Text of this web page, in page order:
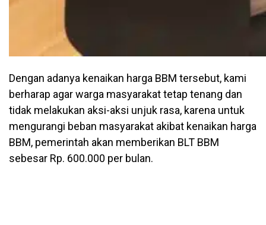
Dengan adanya kenaikan harga BBM tersebut, kami
berharap agar warga masyarakat tetap tenang dan
tidak melakukan aksi-aksi unjuk rasa, karena untuk
mengurangi beban masyarakat akibat kenaikan harga
BBM, pemerintah akan memberikan BLT BBM
sebesar Rp. 600.000 per bulan.